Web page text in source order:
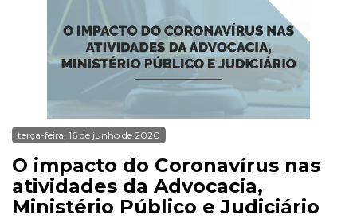
terça-feira, 16 de junho de 2020
O impacto do Coronavírus nas
atividades da Advocacia,
Ministério Público e Judiciário